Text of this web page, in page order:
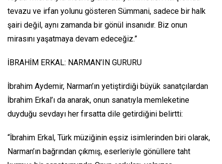
tevazu ve irfan yolunu gösteren Sümmani, sadece bir halk
şairi değil, aynı zamanda bir gönül insanıdır. Biz onun
mirasını yaşatmaya devam edeceğiz.”
İBRAHİM ERKAL: NARMAN’IN GURURU
İbrahim Aydemir, Narman’ın yetiştirdiği büyük sanatçılardan
İbrahim Erkal’ı da anarak, onun sanatıyla memleketine
duyduğu sevdayı her fırsatta dile getirdiğini belirtti:
“İbrahim Erkal, Türk müziğinin eşsiz isimlerinden biri olarak,
Narman’ın bağrından çıkmış, eserleriyle gönüllere taht